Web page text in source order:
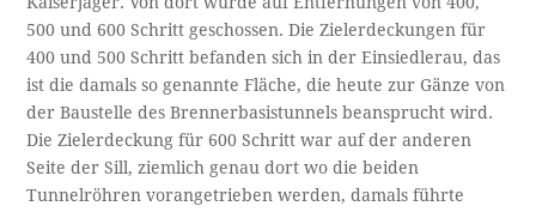
500 und 600 Schritt geschossen. Die Zielerdeckungen für
400 und 500 Schritt befanden sich in der Einsiedlerau, das
ist die damals so genannte Fläche, die heute zur Gänze von
der Baustelle des Brennerbasistunnels beansprucht wird.
Die Zielerdeckung für 600 Schritt war auf der anderen
Seite der Sill, ziemlich genau dort wo die beiden
Tunnelröhren vorangetrieben werden, damals führte